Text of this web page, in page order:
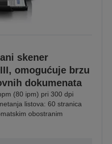
skener
omogućuje brzu
dokumenata
(80 ipm) pri 300 dpi
listova: 60 stranica
obostranim